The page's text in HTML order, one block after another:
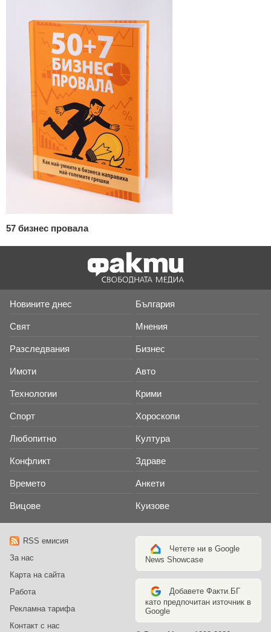
57 бизнес провала
Новините днес България
Свят Мнения
Разследвания Бизнес
Имоти Авто
Технологии Крими
Спорт Хороскопи
Любопитно Култура
Конфликт Здраве
Времето Анкети
Вицове Куизове
RSS емисия
За нас
Карта на сайта
Работа
Рекламна тарифа
Контакт с нас
Четете ни в Google
News Showcase
Добавете Факти.БГ
като предпочитан източник в
Google